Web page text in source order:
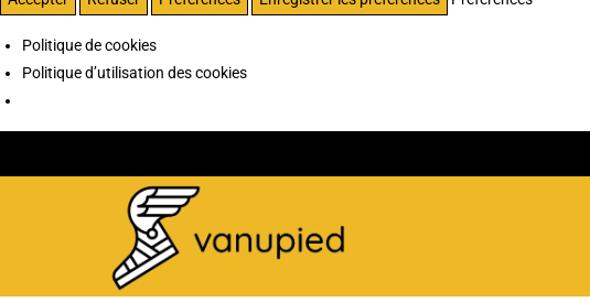
Politique de cookies
Politique d’utilisation des cookies